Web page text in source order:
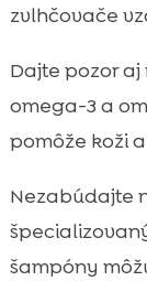
zvlhčovače
Dajte pozor aj
omega-3 a
pomôže koži a
Nezabúdajte
šampóny